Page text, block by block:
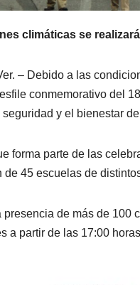
climáticas se
– Debido a las
conmemorativo del
y el bienestar
forma parte de las
de 45 escuelas de
presencia de más de 100
a partir de las 17:00